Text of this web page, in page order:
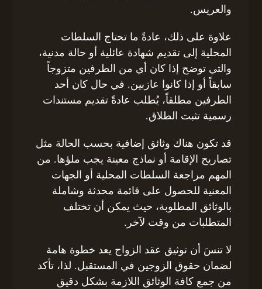
والعريس.
علاوة على ذلك، عادةً ما تحتاج السلطات
المحلية إلى تقديم شهادة عائلية أو حالة مدنية،
والتي توضح إذا كان أي من الطرفين متزوجاً
سابقاً أو إذا كانوا عازبين. في حال كان أحد
الطرفين مطلقاً، يُطلب عادةً تقديم مستندات
رسمية تثبت الطلاق.
قد تكون هناك وثائق إضافية بحسب الحالة مثل
تصاريح الإقامة أو نماذج معينة يجب ملؤها. من
المهم مراجعة السلطات المحلية أو الجهات
المعنية للحصول على قائمة محدثة وشاملة
بالوثائق المطلوبة، حيث يمكن أن تختلف
المتطلبات من وقت لآخر.
لا تنسَ أن توثيق عقد الزواج يعد خطوة هامة
لضمان حقوق الزوجين في المستقبل. لذا، تأكد
من جمع كافة الوثائق اللازمة بشكل دقيق